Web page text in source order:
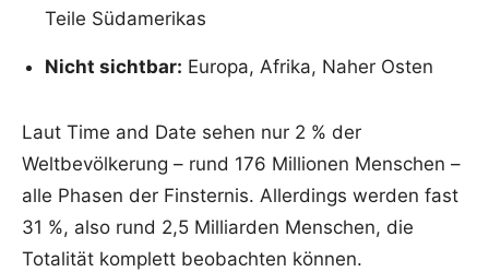
Teile Südamerikas
Nicht sichtbar: Europa, Afrika, Naher Osten
Laut Time and Date sehen nur 2 % der
Weltbevölkerung – rund 176 Millionen Menschen –
alle Phasen der Finsternis. Allerdings werden fast
31 %, also rund 2,5 Milliarden Menschen, die
Totalität komplett beobachten können.